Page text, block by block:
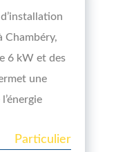
Chambéry,
6 kW et des
une
Particulier